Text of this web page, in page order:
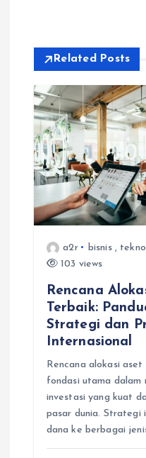
g
a
t
o
Related Posts
a2r bisnis,
103 views
Rencana
Terbaik:
Strategi dan
Internasional
Rencana alokasi
fondasi utama dalam
investasi yang kuat
pasar dunia. Strategi
dana ke berbagai